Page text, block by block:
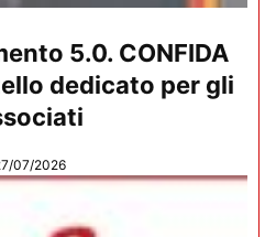
5.0. CONFIDA
dedicato per gli
07/2026